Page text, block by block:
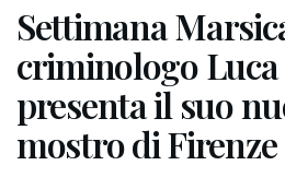
Settimana
criminologo
presenta il suo
mostro di Firenze